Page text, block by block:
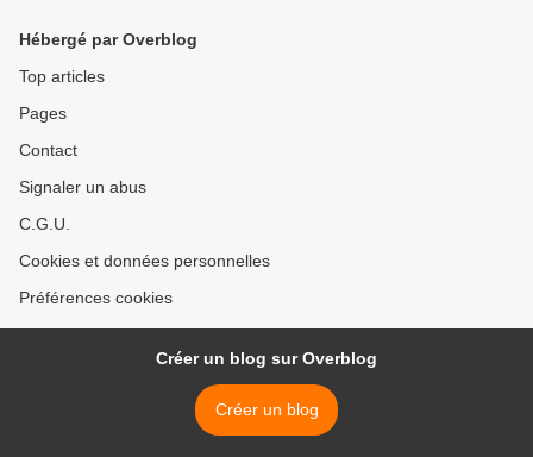
Hébergé par Overblog
Top articles
Pages
Contact
Signaler un abus
C.G.U.
Cookies et données personnelles
Préférences cookies
Créer un blog sur Overblog
Créer un blog